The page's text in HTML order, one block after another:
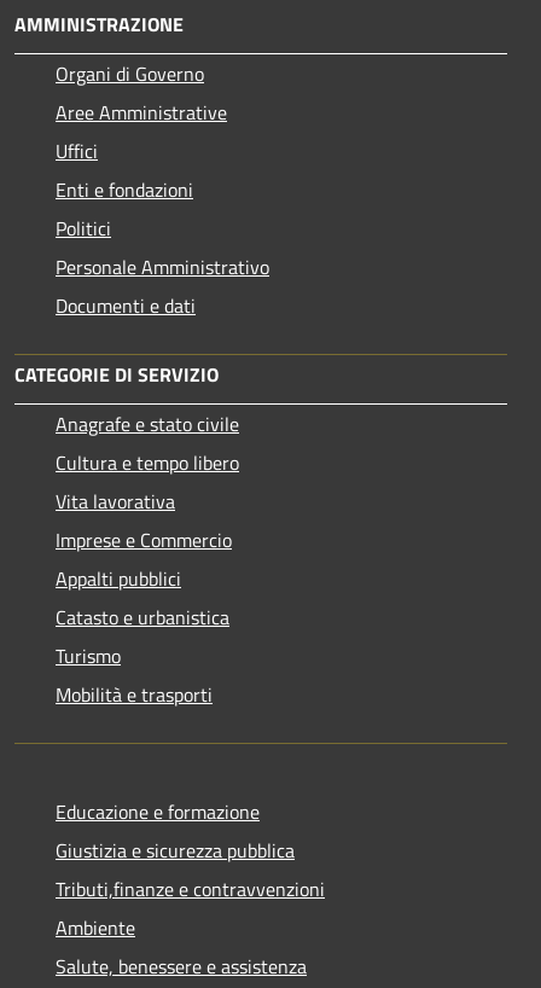
AMMINISTRAZIONE
Organi di Governo
Aree Amministrative
Uffici
Enti e fondazioni
Politici
Personale Amministrativo
Documenti e dati
CATEGORIE DI SERVIZIO
Anagrafe e stato civile
Cultura e tempo libero
Vita lavorativa
Imprese e Commercio
Appalti pubblici
Catasto e urbanistica
Turismo
Mobilità e trasporti
Educazione e formazione
Giustizia e sicurezza pubblica
Tributi,finanze e contravvenzioni
Ambiente
Salute, benessere e assistenza